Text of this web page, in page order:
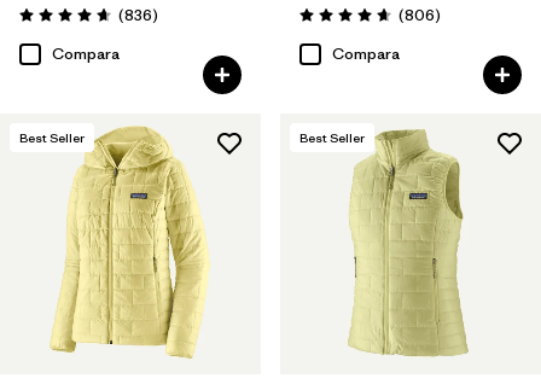
Valoración: 4.7 / 5
(836Comentarios
)
Compara
Valoración: 4.6 / 5
(806Comentarios
)
Compara
Best Seller Best Seller